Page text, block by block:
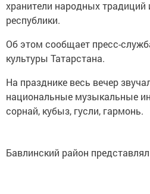
хранители народных традиций
республики.
Об этом сообщает пресс-
культуры Татарстана.
На празднике весь вечер
национальные музыкальные
сорнай, кубыз, гусли, гармонь.
Бавлинский район